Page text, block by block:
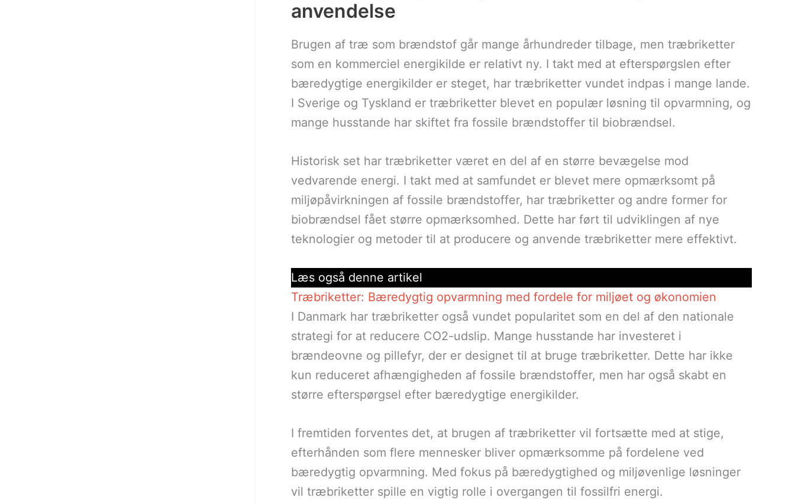
anvendelse
Brugen af træ som brændstof går mange århundreder tilbage, men træbriketter
som en kommerciel energikilde er relativt ny. I takt med at efterspørgslen efter
bæredygtige energikilder er steget, har træbriketter vundet indpas i mange lande.
I Sverige og Tyskland er træbriketter blevet en populær løsning til opvarmning, og
mange husstande har skiftet fra fossile brændstoffer til biobrændsel.
Historisk set har træbriketter været en del af en større bevægelse mod
vedvarende energi. I takt med at samfundet er blevet mere opmærksomt på
miljøpåvirkningen af fossile brændstoffer, har træbriketter og andre former for
biobrændsel fået større opmærksomhed. Dette har ført til udviklingen af nye
teknologier og metoder til at producere og anvende træbriketter mere effektivt.
Læs også denne artikel
Træbriketter: Bæredygtig opvarmning med fordele for miljøet og økonomien
I Danmark har træbriketter også vundet popularitet som en del af den nationale
strategi for at reducere CO2-udslip. Mange husstande har investeret i
brændeovne og pillefyr, der er designet til at bruge træbriketter. Dette har ikke
kun reduceret afhængigheden af fossile brændstoffer, men har også skabt en
større efterspørgsel efter bæredygtige energikilder.
I fremtiden forventes det, at brugen af træbriketter vil fortsætte med at stige,
efterhånden som flere mennesker bliver opmærksomme på fordelene ved
bæredygtig opvarmning. Med fokus på bæredygtighed og miljøvenlige løsninger
vil træbriketter spille en vigtig rolle i overgangen til fossilfri energi.